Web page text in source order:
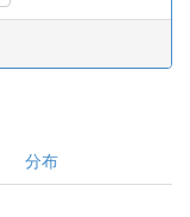
分布